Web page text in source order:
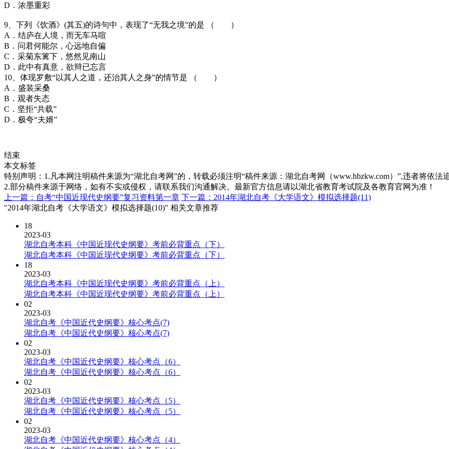
D．浓墨重彩
9、下列《饮酒》(其五)的诗句中，表现了“无我之境”的是 （ ）
A．结庐在人境，而无车马喧
B．问君何能尔，心远地自偏
C．采菊东篱下，悠然见南山
D．此中有真意，欲辩已忘言
10、体现罗敷“以其人之道，还治其人之身”的情节是 （ ）
A．盛装采桑
B．观者失态
C．坚拒“共载”
D．极夸“夫婿”
结束
本文标签
特别声明：1.凡本网注明稿件来源为“湖北自考网”的，转载必须注明“稿件来源：湖北自考网（www.hbzkw.com）”,违者将依法
2.部分稿件来源于网络，如有不实或侵权，请联系我们沟通解决。最新官方信息请以湖北省教育考试院及各教育官网为准！
上一篇：自考“中国近现代史纲要”复习资料第一章 下一篇：2014年湖北自考《大学语文》模拟选择题(11)
"2014年湖北自考《大学语文》模拟选择题(10)" 相关文章推荐
18
2023-03
湖北自考本科《中国近现代史纲要》考前必背重点（下）
湖北自考本科《中国近现代史纲要》考前必背重点（下）
18
2023-03
湖北自考本科《中国近现代史纲要》考前必背重点（上）
湖北自考本科《中国近现代史纲要》考前必背重点（上）
02
2023-03
湖北自考《中国近代史纲要》核心考点(7)
湖北自考《中国近代史纲要》核心考点(7)
02
2023-03
湖北自考《中国近代史纲要》核心考点（6）
湖北自考《中国近代史纲要》核心考点（6）
02
2023-03
湖北自考《中国近代史纲要》核心考点（5）
湖北自考《中国近代史纲要》核心考点（5）
02
2023-03
湖北自考《中国近代史纲要》核心考点（4）